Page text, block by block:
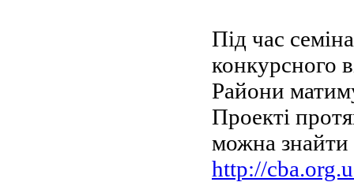
Під час
конкурсного
Райони
Проекті
можна знайти
http://